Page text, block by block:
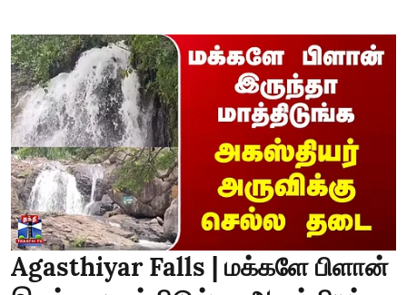
Agasthiyar Falls | மக்களே பிளான்